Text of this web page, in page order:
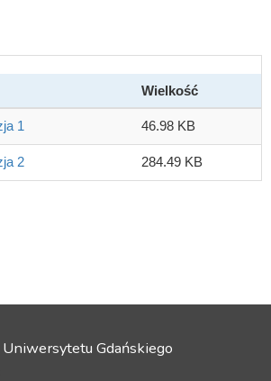
Wielkość
1 46.98 KB
2 284.49 KB
Gdańskiego